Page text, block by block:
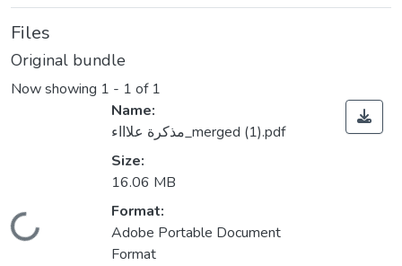
Files
Original bundle
Now showing 1 - 1 of 1
Loading...
Name:
مذكرة علاااء_merged (1).pdf
Size:
16.06 MB
Format:
Adobe Portable Document
Format